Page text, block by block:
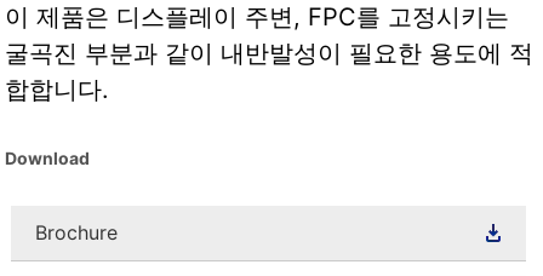
이 제품은 디스플레이 주변, FPC를 고정시키는
굴곡진 부분과 같이 내반발성이 필요한 용도에 적
합합니다.
Download
Brochure